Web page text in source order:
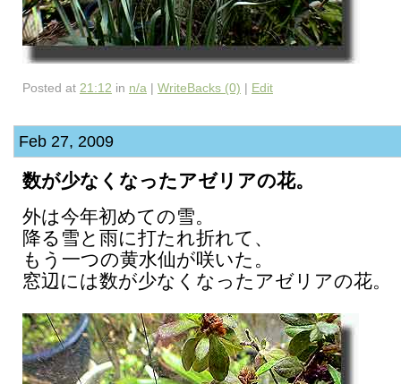
Posted at 21:12 in n/a | WriteBacks (0) | Edit
Feb 27, 2009
数が少なくなったアゼリアの花。
外は今年初めての雪。
降る雪と雨に打たれ折れて、
もう一つの黄水仙が咲いた。
窓辺には数が少なくなったアゼリアの花。